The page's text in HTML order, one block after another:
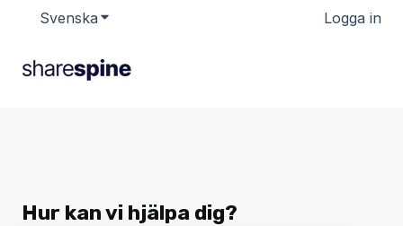
Svenska Visa undermenyer för översättningarLogga in
Hur kan vi hjälpa dig?